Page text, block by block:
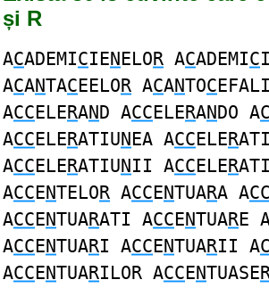
și R
ACADEMICIENELOR ACADEMIC
ACANTACEELOR ACANTOC
ACCELERAND ACCELERANDO A
ACCELERATIUNEA ACCELER
ACCELERATIUNII ACCELER
ACCENTELOR ACCENTUARA ACC
ACCENTUARATI ACCENTUARE
ACCENTUARI ACCENTUARII A
ACCENTUARILOR ACCENTUASE